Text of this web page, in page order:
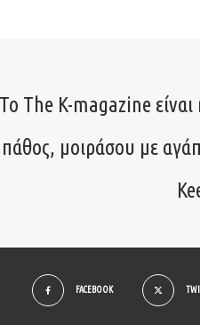
Το The K-magazine
μοιράσου με
FACEBOOK